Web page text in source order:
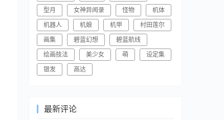
型月
女神异闻录 怪物
机体
机器人
机娘 机甲
村田莲尔
画集
碧蓝幻想
碧蓝航线
绘画技法
美少女 萌
设定集
银发
高达
最新评论